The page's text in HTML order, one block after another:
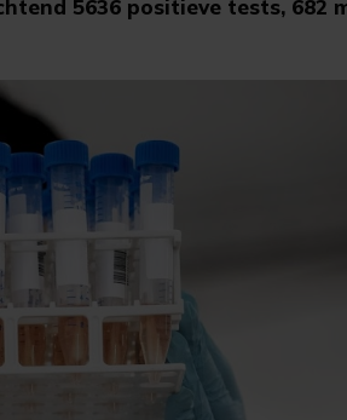
5636 positieve tests, 682